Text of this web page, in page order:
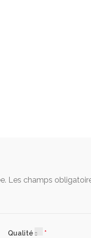
Les champs
Qualité